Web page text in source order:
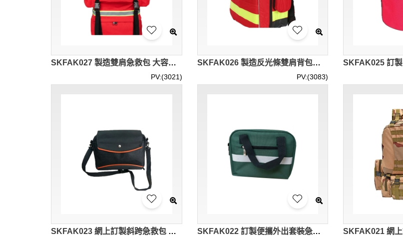
SKFAK027 製造雙肩急救包 大容量多用途急救包 防水 訂製反光條急救包 可調節上下鏈接活動鎖扣 隱藏腰間側袋 分離式隔層 急救包供應商
PV:(3021)
SKFAK026 製造反光條雙肩背包急救包 多功能旅遊急救包 大容量 設計登山戶外保障救援急救包 急救包供應商
PV:(3083)
SKFAK023 網上訂製斜跨急救包 戶外旅行 露營 設計車載應急急救包 急救包供應商 黑色 SKFAK022 訂製便攜外出套裝急救包 家庭 戶外旅行 社區 團體活動 設計反光條急救包 急救包供應商 防水